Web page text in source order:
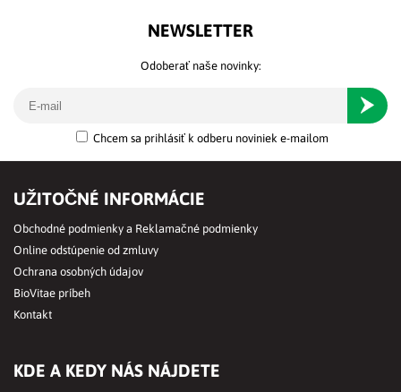
NEWSLETTER
Odoberať naše novinky:
Chcem sa prihlásiť k odberu noviniek e-mailom
UŽITOČNÉ INFORMÁCIE
Obchodné podmienky a Reklamačné podmienky
Online odstúpenie od zmluvy
Ochrana osobných údajov
BioVitae príbeh
Kontakt
KDE A KEDY NÁS NÁJDETE